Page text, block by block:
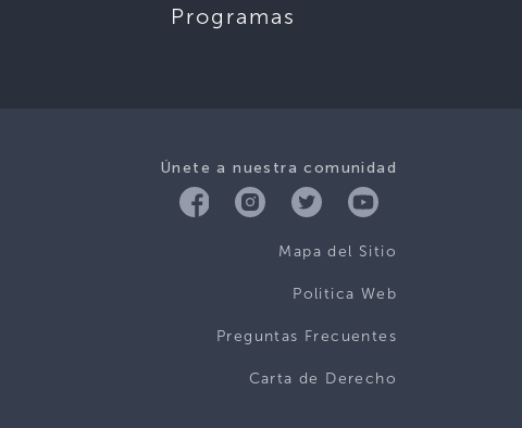
Programas
Únete a nuestra comunidad
Mapa del Sitio
Politica Web
Preguntas Frecuentes
Carta de Derecho